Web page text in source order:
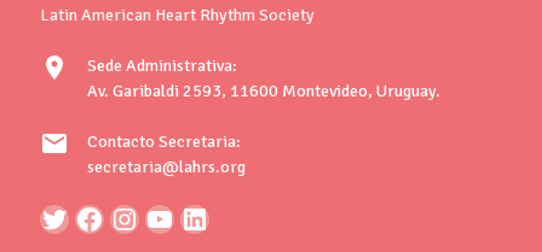
Latin American Heart Rhythm Society
location_on
Sede Administrativa:
Av. Garibaldi 2593, 11600 Montevideo, Uruguay.
mail
Contacto Secretaria:
secretaria@lahrs.org